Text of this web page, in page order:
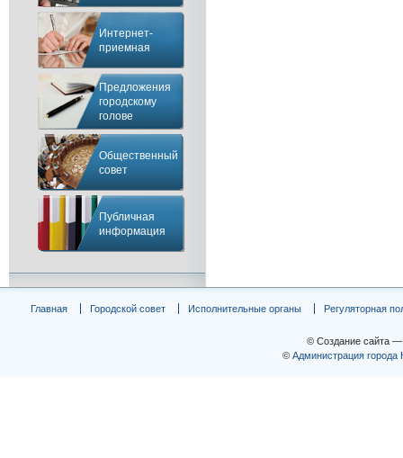
Интернет-
приемная
Предложения
городскому
голове
Общественный
совет
Публичная
информация
Главная Городской совет Исполнительные органы Регуляторная
© Создание сайта
© Администрация города